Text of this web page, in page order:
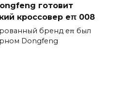
готовит
кроссовер eπ 008
бренд eπ был
Dongfeng